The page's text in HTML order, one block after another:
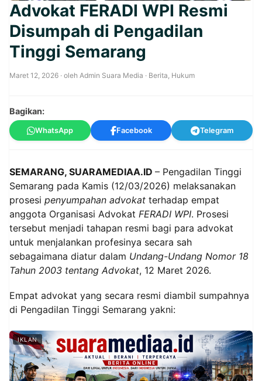
Advokat FERADI WPI Resmi
Disumpah di Pengadilan
Tinggi Semarang
Maret 12, 2026 · oleh Admin Suara Media · Berita, Hukum
Bagikan:
WhatsApp Facebook Telegram
SEMARANG, SUARAMEDIAA.ID – Pengadilan Tinggi
Semarang pada Kamis (12/03/2026) melaksanakan
prosesi penyumpahan advokat terhadap empat
anggota Organisasi Advokat FERADI WPI. Prosesi
tersebut menjadi tahapan resmi bagi para advokat
untuk menjalankan profesinya secara sah
sebagaimana diatur dalam Undang-Undang Nomor 18
Tahun 2003 tentang Advokat, 12 Maret 2026.
Empat advokat yang secara resmi diambil sumpahnya
di Pengadilan Tinggi Semarang yakni:
IKLAN